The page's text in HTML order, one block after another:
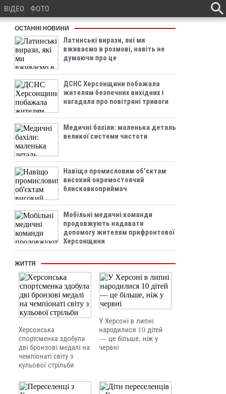
ВІДЕО ФОТО
ОСТАННІ НОВИНИ
Латинські вирази, які ми
вживаємо в розмові, навіть не
думаючи про це
ДСНС Херсонщини побажала
жителям безпечних вихідних і
нагадала про повітряні тривоги
Медичні бахіли: маленька деталь
великої системи чистоти
Навіщо промисловим об'єктам
високий окремостоячий
блискавкоприймач
Мобільні медичні команди
продовжують надавати
допомогу жителям прифронтової
Херсонщини
ЖИТТЯ
Херсонська
спортсменка здобула
дві бронзові медалі на
чемпіонаті світу з
кульової стрільби
У Херсоні в липні
народилися 10 дітей
— це більше, ніж у
червні